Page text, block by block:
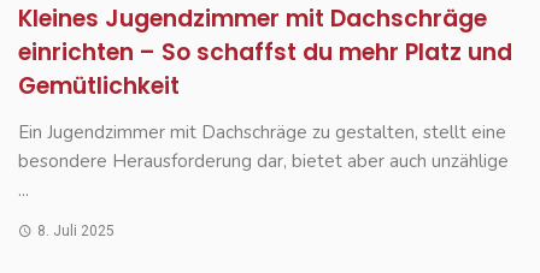
Kleines Jugendzimmer mit Dachschräge
einrichten – So schaffst du mehr Platz und
Gemütlichkeit
Ein Jugendzimmer mit Dachschräge zu gestalten, stellt eine
besondere Herausforderung dar, bietet aber auch unzählige
...
8. Juli 2025